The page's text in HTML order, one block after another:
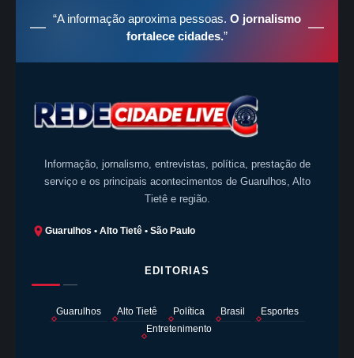
“A informação aproxima pessoas. O jornalismo
fortalece cidades.”
Informação, jornalismo, entrevistas, política, prestação de
serviço e os principais acontecimentos de Guarulhos, Alto
Tietê e região.
Guarulhos • Alto Tietê • São Paulo
EDITORIAS
Guarulhos Alto Tietê Política Brasil
Esportes
Entretenimento